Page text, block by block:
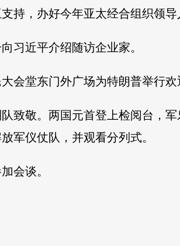
持，办好今年亚太经合组织领导
习近平介绍随访企业家。
会堂东门外广场为特朗普举行欢
致敬。两国元首登上检阅台，
军仪仗队，并观看分列式。
会谈。